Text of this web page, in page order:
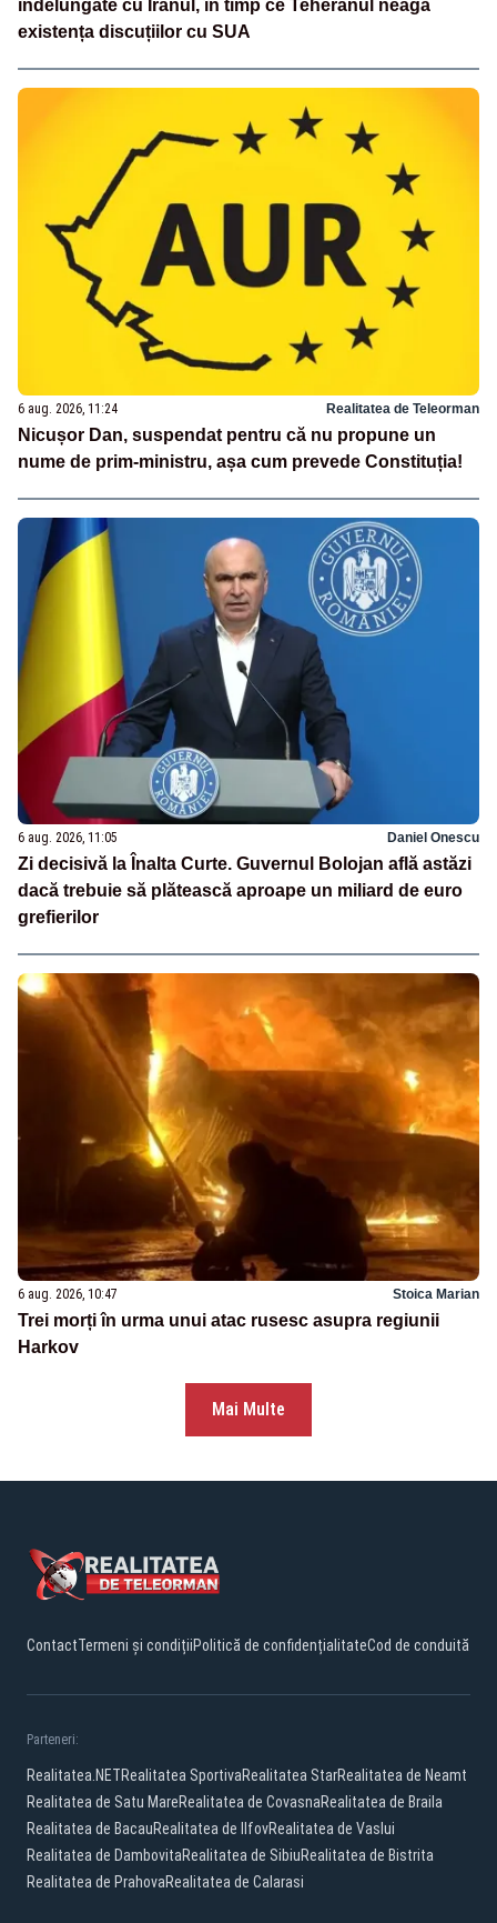
îndelungate cu Iranul, în timp ce Teheranul neagă
existența discuțiilor cu SUA
6 aug. 2026, 11:24 Realitatea de Teleorman
Nicușor Dan, suspendat pentru că nu propune un
nume de prim-ministru, așa cum prevede Constituția!
6 aug. 2026, 11:05 Daniel Onescu
Zi decisivă la Înalta Curte. Guvernul Bolojan află astăzi
dacă trebuie să plătească aproape un miliard de euro
grefierilor
6 aug. 2026, 10:47 Stoica Marian
Trei morți în urma unui atac rusesc asupra regiunii
Harkov
Mai Multe
ContactTermeni și condițiiPolitică de confidențialitateCod de conduită
Parteneri:
Realitatea.NETRealitatea SportivaRealitatea StarRealitatea de Neamt
Realitatea de Satu MareRealitatea de CovasnaRealitatea de Braila
Realitatea de BacauRealitatea de IlfovRealitatea de Vaslui
Realitatea de DambovitaRealitatea de SibiuRealitatea de Bistrita
Realitatea de PrahovaRealitatea de Calarasi